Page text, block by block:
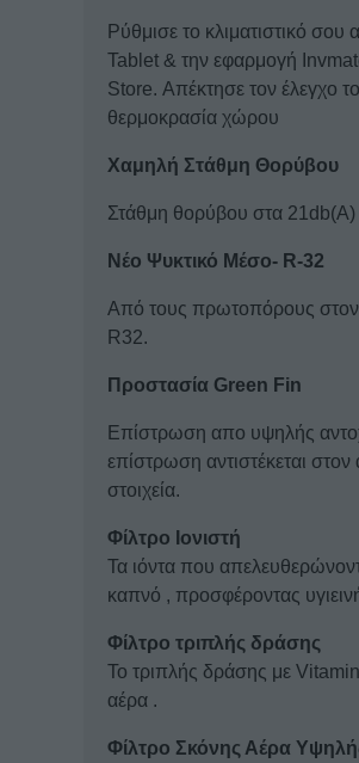
Ρύθμισε το κλιματιστικό
Tablet & την εφαρμογή
Store. Απέκτησε τον έλεγχο
θερμοκρασία χώρου
Χαμηλή Στάθμη Θορύβου
Στάθμη θορύβου στα 21db(Α)
Νέο Ψυκτικό Μέσο- R-32
Από τους πρωτοπόρους στον
R32.
Προστασία Green Fin
Επίστρωση απο υψηλής
επίστρωση αντιστέκεται
στοιχεία.
Φίλτρο Ιονιστή
Τα ιόντα που
καπνό , προσφέροντας
Φίλτρο τριπλής δράσης
Το τριπλής δράσης με
αέρα .
Φίλτρο Σκόνης Αέρα